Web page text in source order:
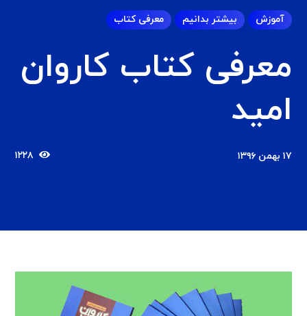
آموزش بیشتر بدانیم معرفی کتاب
معرفی کتاب کاروان
امید
۱۷ بهمن ۱۳۹۶ ۱۲۲۸